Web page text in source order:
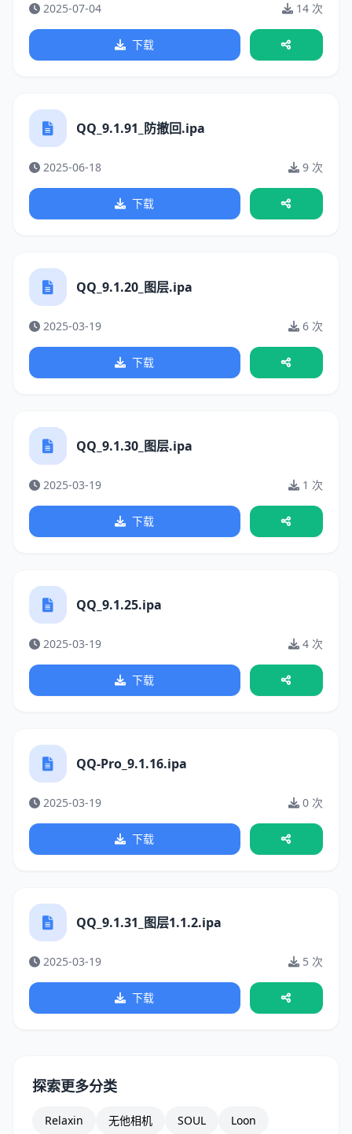
2025-07-04 14 次
下载
QQ_9.1.91_防撤回.ipa
2025-06-18 9 次
下载
QQ_9.1.20_图层.ipa
2025-03-19 6 次
下载
QQ_9.1.30_图层.ipa
2025-03-19 1 次
下载
QQ_9.1.25.ipa
2025-03-19 4 次
下载
QQ-Pro_9.1.16.ipa
2025-03-19 0 次
下载
QQ_9.1.31_图层1.1.2.ipa
2025-03-19 5 次
下载
探索更多分类
Relaxin 无他相机 SOUL Loon